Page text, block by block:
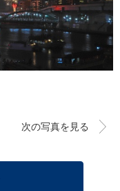
次の写真を見る